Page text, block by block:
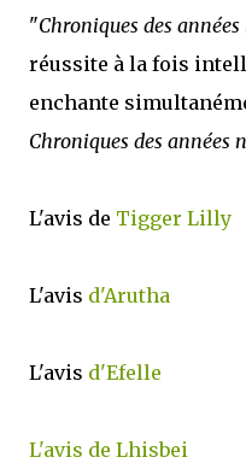
"Chroniques des années
réussite à la fois
enchante
Chroniques des années
L'avis de Tigger Lilly
L'avis d'Arutha
L'avis d'Efelle
L'avis de Lhisbei